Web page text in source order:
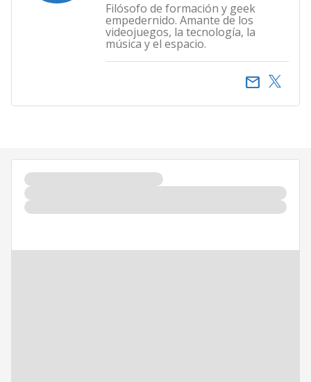
Filósofo de formación y geek
empedernido. Amante de los
videojuegos, la tecnología, la
música y el espacio.
email